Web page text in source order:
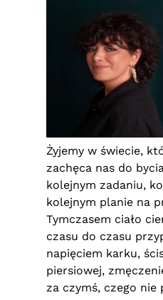
Żyjemy w świecie,
zachęca nas do
kolejnym zadaniu,
kolejnym planie na
Tymczasem ciało
czasu do czasu
napięciem karku,
piersiowej,
za czymś, czego